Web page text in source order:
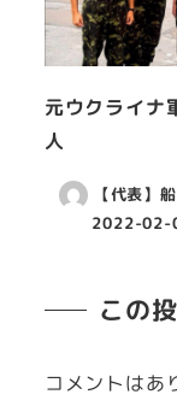
元ウクライナ
人
【代表】
2022-02-
この
コメントはあ